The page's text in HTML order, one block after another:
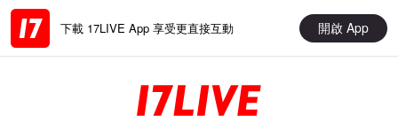
下載 17LIVE App 享受更直接互動 開啟 App